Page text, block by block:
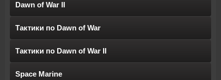
Dawn of War II
Тактики по Dawn of War
Тактики по Dawn of War II
Space Marine